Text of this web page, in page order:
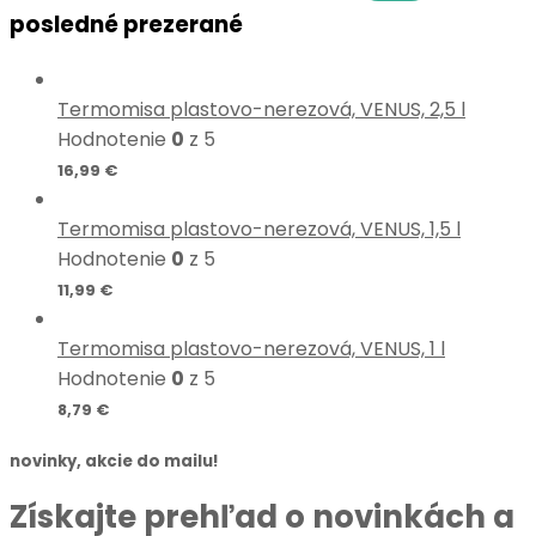
posledné prezerané
Termomisa plastovo-nerezová, VENUS, 2,5 l
Hodnotenie 0 z 5
16,99 €
Termomisa plastovo-nerezová, VENUS, 1,5 l
Hodnotenie 0 z 5
11,99 €
Termomisa plastovo-nerezová, VENUS, 1 l
Hodnotenie 0 z 5
8,79 €
novinky, akcie do mailu!
Získajte prehľad o novinkách a